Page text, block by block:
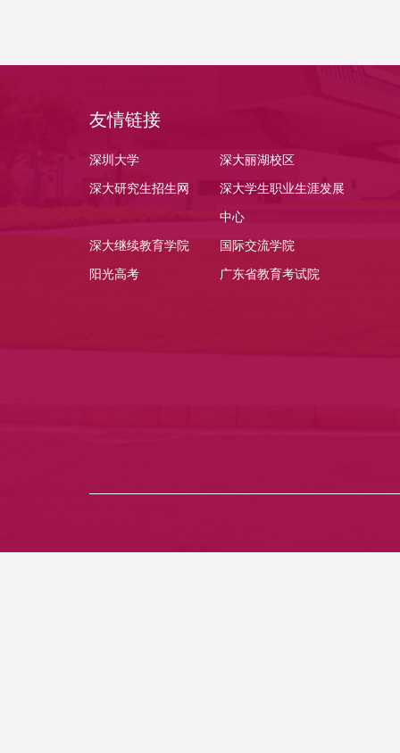
友情链接
深圳大学 深大丽湖校区
深大研究生招生网 深大学生职业生涯发展
中心
深大继续教育学院 国际交流学院
阳光高考 广东省教育考试院